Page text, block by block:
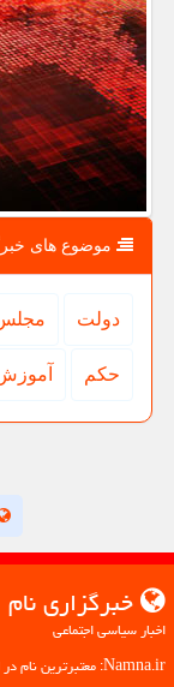
موضوع های
دولت
حكم
خبرگزاری نام
اخبار سیاسی اجتماعی
Namna.ir: معتبرترین نام در اطلاع رسانی اخبار سیاسی و اجتماعی، گامی مطمئن به سوی آگاهی